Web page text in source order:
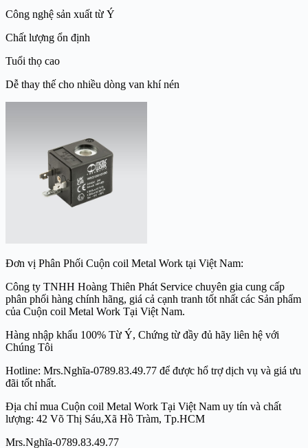
Công nghệ sản xuất từ Ý
Chất lượng ổn định
Tuổi thọ cao
Dễ thay thế cho nhiều dòng van khí nén
Đơn vị Phân Phối Cuộn coil Metal Work tại Việt Nam:
Công ty TNHH Hoàng Thiên Phát Service chuyên gia cung cấp
phân phối hàng chính hãng, giá cả cạnh tranh tốt nhất các Sản phẩm
của Cuộn coil Metal Work Tại Việt Nam.
Hàng nhập khẩu 100% Từ Ý, Chứng từ đầy đủ hãy liên hệ với
Chúng Tôi
Hotline: Mrs.Nghĩa-0789.83.49.77 để được hổ trợ dịch vụ và giá ưu
đãi tốt nhất.
Địa chỉ mua Cuộn coil Metal Work Tại Việt Nam uy tín và chất
lượng: 42 Võ Thị Sáu,Xã Hồ Tràm, Tp.HCM
Mrs.Nghĩa-0789.83.49.77